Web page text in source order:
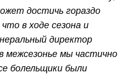
достичь гораздо
в ходе сезона и
директор
межсезонье мы частично
болельщики были